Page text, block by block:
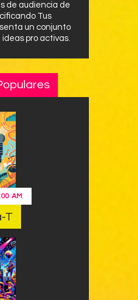
de audiencia de
Tus
un conjunto
pro activas.
AM
T